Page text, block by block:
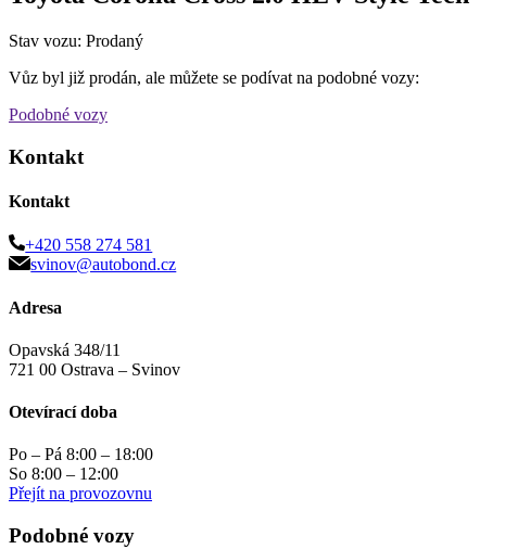
Stav vozu: Prodaný
Vůz byl již prodán, ale můžete se podívat na podobné vozy:
Podobné vozy
Kontakt
Kontakt
+420 558 274 581
svinov@autobond.cz
Adresa
Opavská 348/11
721 00 Ostrava – Svinov
Otevírací doba
Po – Pá 8:00 – 18:00
So 8:00 – 12:00
Přejít na provozovnu
Podobné vozy